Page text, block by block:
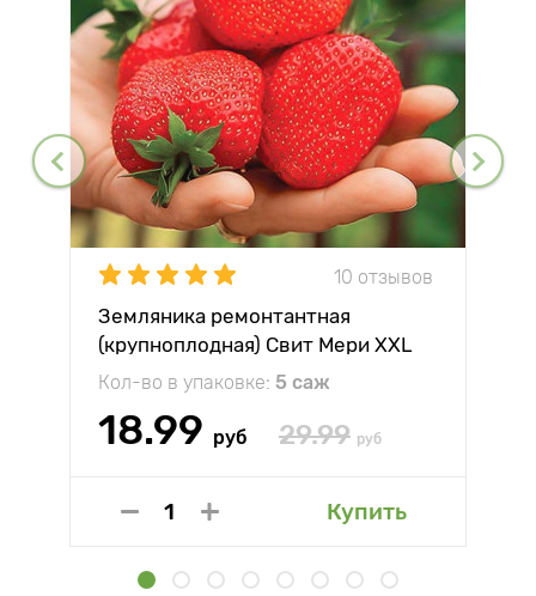
10 отзывов
Земляника ремонтантная
(крупноплодная) Свит Мери XXL
Кол-во в упаковке: 5 саж
18.99 руб 29.99 руб
Купить